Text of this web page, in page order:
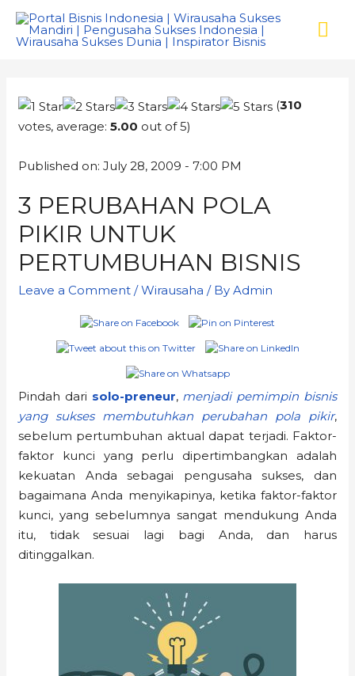
(310
votes, average:5.00 out of 5)
Published on: July 28, 2009 - 7:00 PM
3 PERUBAHAN POLA
PIKIR UNTUK
PERTUMBUHAN BISNIS
Leave a Comment /Wirausaha / ByAdmin
Pindah dari solo-preneur, menjadi pemimpin bisnis
yang sukses membutuhkan perubahan pola pikir,
sebelum pertumbuhan aktual dapat terjadi. Faktor-
faktor kunci yang perlu dipertimbangkan adalah
kekuatan Anda sebagai pengusaha sukses, dan
bagaimana Anda menyikapinya, ketika faktor-faktor
kunci, yang sebelumnya sangat mendukung Anda
itu, tidak sesuai lagi bagi Anda, dan harus
ditinggalkan.